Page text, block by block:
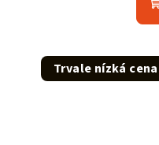
Trvale nízká cena